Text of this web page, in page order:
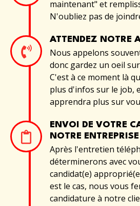
maintenant" et
N'oubliez pas de
ATTENDEZ NOTRE
Nous appelons
donc gardez un oeil
C'est à ce moment là
plus d'infos sur le job,
apprendra plus sur
ENVOI DE VOTRE
NOTRE
Après l'entretien
déterminerons avec
candidat(e)
est le cas, nous vous
candidature à notre